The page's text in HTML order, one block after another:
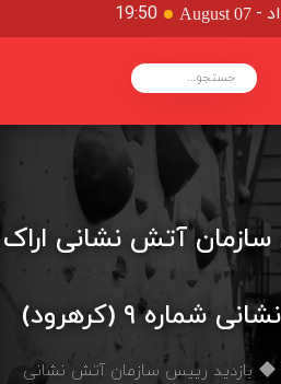
-
August 07
19:50
آتش نشانی اراک
۹ (کرهرود)
بازدید رییس سازمان آتش نشانی